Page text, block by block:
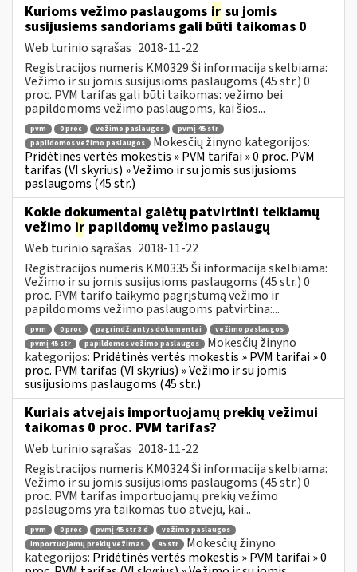
Kurioms vežimo paslaugoms ir su jomis
susijusiems sandoriams gali būti taikomas 0
Web turinio sąrašas 2018-11-22
Registracijos numeris KM0329 Ši informacija skelbiama:
Vežimo ir su jomis susijusioms paslaugoms (45 str.) 0
proc. PVM tarifas gali būti taikomas: vežimo bei
papildomoms vežimo paslaugoms, kai šios...
pvm 0 proc vežimo paslaugos
pvmį 45 str
papildomos vežimo paslaugos
Mokesčių žinyno kategorijos:
Pridėtinės vertės mokestis » PVM tarifai » 0 proc. PVM
tarifas (VI skyrius) » Vežimo ir su jomis susijusioms
paslaugoms (45 str.)
Kokie dokumentai galėtų patvirtinti teikiamų
vežimo ir papildomų vežimo paslaugų
Web turinio sąrašas 2018-11-22
Registracijos numeris KM0335 Ši informacija skelbiama:
Vežimo ir su jomis susijusioms paslaugoms (45 str.) 0
proc. PVM tarifo taikymo pagrįstumą vežimo ir
papildomoms vežimo paslaugoms patvirtina:...
pvm 0 proc pagrindžiantys dokumentai
vežimo paslaugos
pvmį 45 str
papildomos vežimo paslaugos
Mokesčių žinyno
kategorijos: Pridėtinės vertės mokestis » PVM tarifai » 0
proc. PVM tarifas (VI skyrius) » Vežimo ir su jomis
susijusioms paslaugoms (45 str.)
Kuriais atvejais importuojamų prekių vežimui
taikomas 0 proc. PVM tarifas?
Web turinio sąrašas 2018-11-22
Registracijos numeris KM0324 Ši informacija skelbiama:
Vežimo ir su jomis susijusioms paslaugoms (45 str.) 0
proc. PVM tarifas importuojamų prekių vežimo
paslaugoms yra taikomas tuo atveju, kai...
pvm 0 proc pvmį 45 str 3 d
vežimo paslaugos
importuojamų prekių vežimas
45 str
Mokesčių žinyno
kategorijos: Pridėtinės vertės mokestis » PVM tarifai » 0